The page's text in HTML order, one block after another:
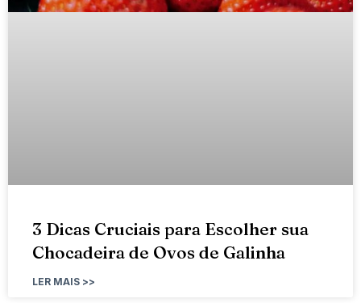
3 Dicas Cruciais para Escolher sua
Chocadeira de Ovos de Galinha
LER MAIS >>